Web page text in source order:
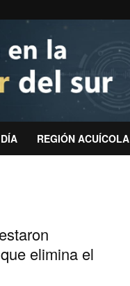
REGIÓN ACUÍCOLA
elimina el